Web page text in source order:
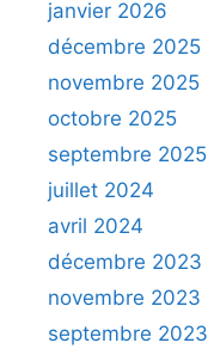
janvier 2026
décembre 2025
novembre 2025
octobre 2025
septembre 2025
juillet 2024
avril 2024
décembre 2023
novembre 2023
septembre 2023